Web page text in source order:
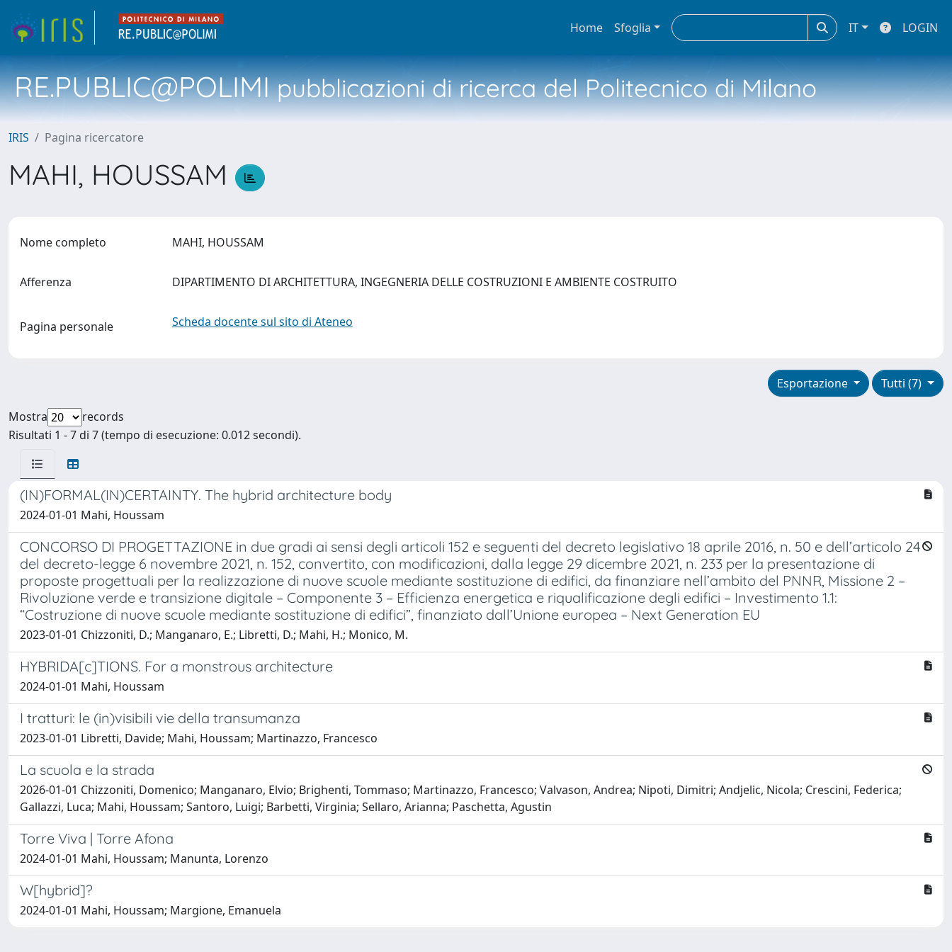
Home Sfoglia IT LOGIN
RE.PUBLIC@POLIMIpubblicazioni di ricerca del Politecnico di Milano
IRIS Pagina ricercatore
MAHI, HOUSSAM
Nome completo MAHI, HOUSSAM
Afferenza DIPARTIMENTO DI ARCHITETTURA, INGEGNERIA DELLE COSTRUZIONI E AMBIENTE COSTRUITO
Pagina personale Scheda docente sul sito di Ateneo
Tutti (7)
Esportazione
Mostra
records
Risultati 1 - 7 di 7 (tempo di esecuzione: 0.012 secondi).
(IN)FORMAL(IN)CERTAINTY. The hybrid architecture body
2024-01-01 Mahi, Houssam
CONCORSO DI PROGETTAZIONE in due gradi ai sensi degli articoli 152 e seguenti del decreto legislativo 18 aprile 2016, n. 50 e dell’articolo 24
del decreto-legge 6 novembre 2021, n. 152, convertito, con modificazioni, dalla legge 29 dicembre 2021, n. 233 per la presentazione di
proposte progettuali per la realizzazione di nuove scuole mediante sostituzione di edifici, da finanziare nell’ambito del PNNR, Missione 2 –
Rivoluzione verde e transizione digitale – Componente 3 – Efficienza energetica e riqualificazione degli edifici – Investimento 1.1:
“Costruzione di nuove scuole mediante sostituzione di edifici”, finanziato dall’Unione europea – Next Generation EU
2023-01-01 Chizzoniti, D.; Manganaro, E.; Libretti, D.; Mahi, H.; Monico, M.
HYBRIDA[c]TIONS. For a monstrous architecture
2024-01-01 Mahi, Houssam
I tratturi: le (in)visibili vie della transumanza
2023-01-01 Libretti, Davide; Mahi, Houssam; Martinazzo, Francesco
La scuola e la strada
2026-01-01 Chizzoniti, Domenico; Manganaro, Elvio; Brighenti, Tommaso; Martinazzo, Francesco; Valvason, Andrea; Nipoti, Dimitri; Andjelic, Nicola; Crescini, Federica;
Gallazzi, Luca; Mahi, Houssam; Santoro, Luigi; Barbetti, Virginia; Sellaro, Arianna; Paschetta, Agustin
Torre Viva | Torre Afona
2024-01-01 Mahi, Houssam; Manunta, Lorenzo
W[hybrid]?
2024-01-01 Mahi, Houssam; Margione, Emanuela